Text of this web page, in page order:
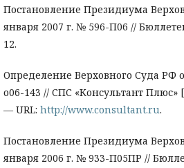
Постановление Президиума
января 2007 г. № 596-П06 //
12.
Определение Верховного Суда РФ
о06-143 // СПС «Консультант Плюс»
— URL: http://www.consultant.ru.
Постановление Президиума
января 2006 г. № 933-П05ПР //